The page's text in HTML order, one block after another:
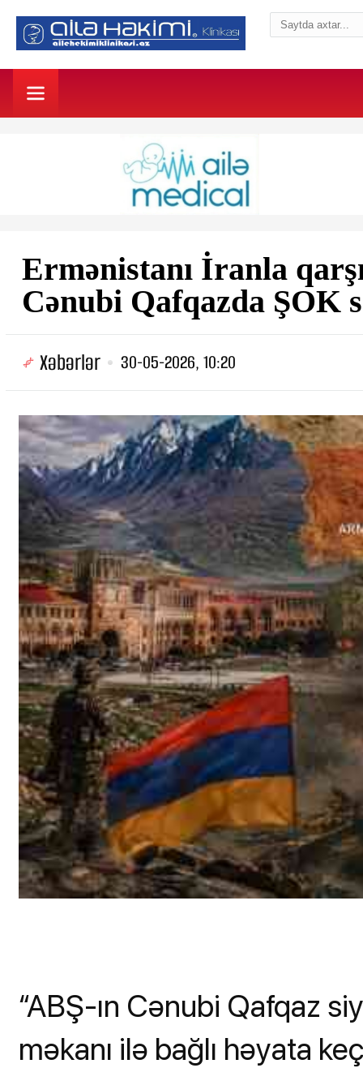
Ermənistanı İranla
Cənubi Qafqazda ŞOK
Xəbərlər 30-05-2026, 10:20
“ABŞ-ın Cənubi Qafqaz
məkanı ilə bağlı həyata